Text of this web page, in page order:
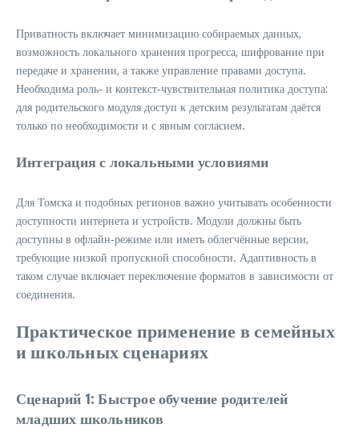
Приватность включает минимизацию собираемых данных,
возможность локального хранения прогресса, шифрование при
передаче и хранении, а также управление правами доступа.
Необходима роль‑ и контекст‑чувствительная политика доступа:
для родительского модуля доступ к детским результатам даётся
только по необходимости и с явным согласием.
Интеграция с локальными условиями
Для Томска и подобных регионов важно учитывать особенности
доступности интернета и устройств. Модули должны быть
доступны в офлайн‑режиме или иметь облегчённые версии,
требующие низкой пропускной способности. Адаптивность в
таком случае включает переключение форматов в зависимости от
соединения.
Практическое применение в семейных
и школьных сценариях
Сценарий 1: Быстрое обучение родителей
младших школьников